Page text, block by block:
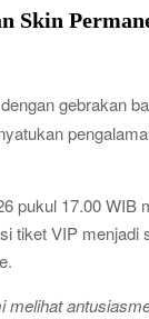
Skin
gebrakan
pukul 17.00 WIB
tiket VIP